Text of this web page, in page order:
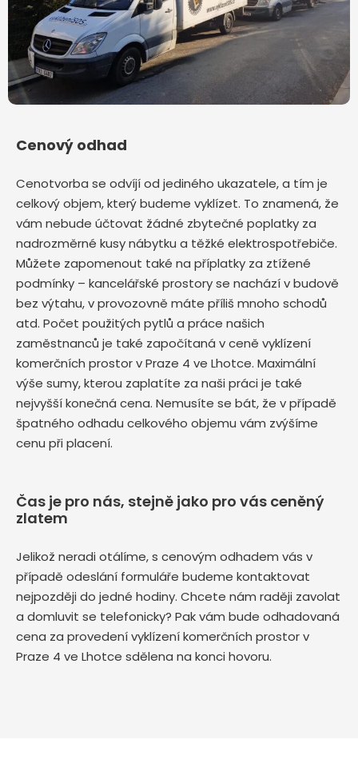
Cenový odhad
Cenotvorba se odvíjí od jediného ukazatele, a tím je
celkový objem, který budeme vyklízet. To znamená, že
vám nebude účtovat žádné zbytečné poplatky za
nadrozměrné kusy nábytku a těžké elektrospotřebiče.
Můžete zapomenout také na příplatky za ztížené
podmínky – kancelářské prostory se nachází v budově
bez výtahu, v provozovně máte příliš mnoho schodů
atd. Počet použitých pytlů a práce našich
zaměstnanců je také započítaná v ceně vyklízení
komerčních prostor v Praze 4 ve Lhotce. Maximální
výše sumy, kterou zaplatíte za naši práci je také
nejvyšší konečná cena. Nemusíte se bát, že v případě
špatného odhadu celkového objemu vám zvýšíme
cenu při placení.
Čas je pro nás, stejně jako pro vás ceněný
zlatem
Jelikož neradi otálíme, s cenovým odhadem vás v
případě odeslání formuláře budeme kontaktovat
nejpozději do jedné hodiny. Chcete nám raději zavolat
a domluvit se telefonicky? Pak vám bude odhadovaná
cena za provedení vyklízení komerčních prostor v
Praze 4 ve Lhotce sdělena na konci hovoru.